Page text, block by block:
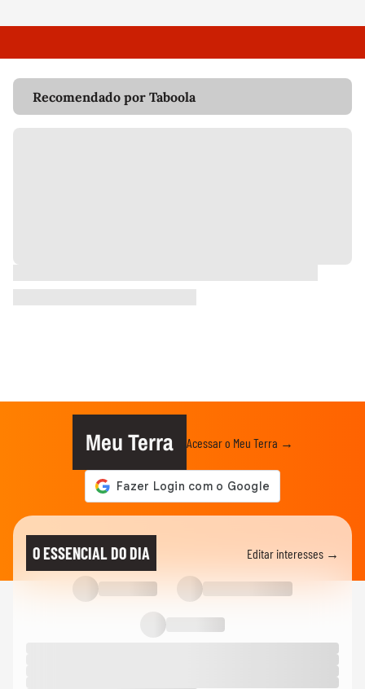
Recomendado por Taboola
Meu Terra Acessar o Meu Terra →
O ESSENCIAL DO DIA Editar interesses →